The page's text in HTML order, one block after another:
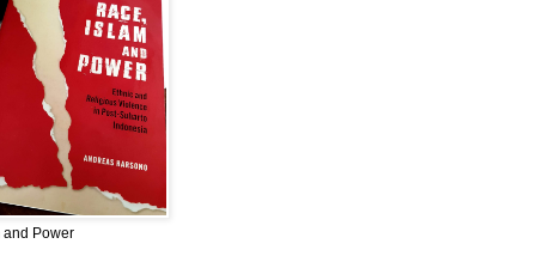
and Power